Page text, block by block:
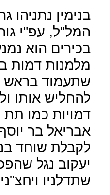
בנימין נתניהו
המל"ל, עפ"י
בכירים הוא
מלמנות דמות
שתעמוד בראש
להחליש אותו
דמויות כמו תת
אבריאל בר
לקבלת שוחד
יעקוב נגל
שתדלניו